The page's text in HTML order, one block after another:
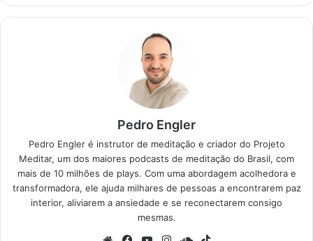
Pedro Engler
Pedro Engler é instrutor de meditação e criador do Projeto
Meditar, um dos maiores podcasts de meditação do Brasil, com
mais de 10 milhões de plays. Com uma abordagem acolhedora e
transformadora, ele ajuda milhares de pessoas a encontrarem paz
interior, aliviarem a ansiedade e se reconectarem consigo
mesmas.